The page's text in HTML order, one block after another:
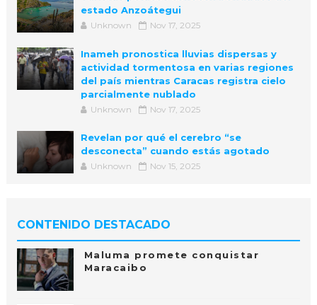
estado Anzoátegui
Unknown Nov 17, 2025
Inameh pronostica lluvias dispersas y
actividad tormentosa en varias regiones
del país mientras Caracas registra cielo
parcialmente nublado
Unknown Nov 17, 2025
Revelan por qué el cerebro “se
desconecta” cuando estás agotado
Unknown Nov 15, 2025
CONTENIDO DESTACADO
Maluma promete conquistar
Maracaibo